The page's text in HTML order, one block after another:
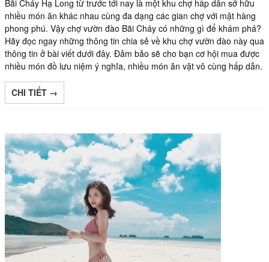
Bãi Cháy Hạ Long từ trước tới nay là một khu chợ hấp dẫn sở hữu
nhiều món ăn khác nhau cùng đa dạng các gian chợ với mặt hàng
phong phú. Vậy chợ vườn đào Bãi Cháy có những gì để khám phá?
Hãy đọc ngay những thông tin chia sẻ về khu chợ vườn đào này qua
thông tin ở bài viết dưới đây. Đảm bảo sẽ cho bạn cơ hội mua được
nhiều món đồ lưu niệm ý nghĩa, nhiều món ăn vặt vô cùng hấp dẫn.
CHI TIẾT →